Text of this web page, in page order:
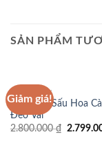
SẢN PHẨM
Giảm giá!
VÍ CẦM TAY
Ví Nữ Cá Sấu Hoa
Đeo Vai
2.800.000₫
Giá